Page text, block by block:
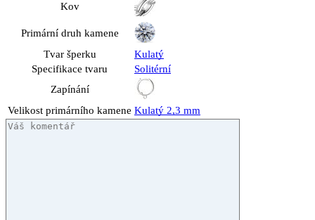
Kov
Primární druh kamene
Tvar šperku
Kulatý
Specifikace tvaru
Solitérní
Zapínání
Velikost primárního kamene Kulatý 2,3 mm